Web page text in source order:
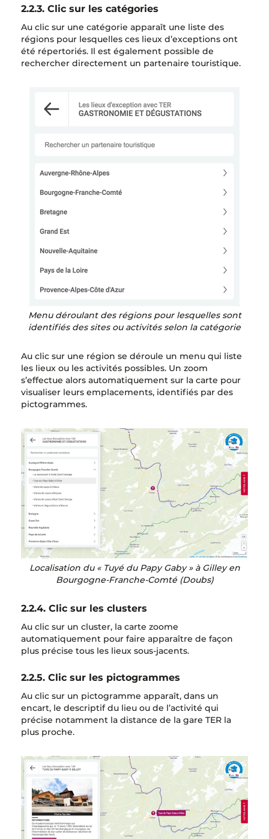
2.2.3. Clic sur les catégories
Au clic sur une catégorie apparaît une liste des
régions pour lesquelles ces lieux d’exceptions ont
été répertoriés. Il est également possible de
rechercher directement un partenaire touristique.
Menu déroulant des régions pour lesquelles sont
identifiés des sites ou activités selon la catégorie
Au clic sur une région se déroule un menu qui liste
les lieux ou les activités possibles. Un zoom
s’effectue alors automatiquement sur la carte pour
visualiser leurs emplacements, identifiés par des
pictogrammes.
Localisation du « Tuyé du Papy Gaby » à Gilley en
Bourgogne-Franche-Comté (Doubs)
2.2.4. Clic sur les clusters
Au clic sur un cluster, la carte zoome
automatiquement pour faire apparaître de façon
plus précise tous les lieux sous-jacents.
2.2.5. Clic sur les pictogrammes
Au clic sur un pictogramme apparaît, dans un
encart, le descriptif du lieu ou de l’activité qui
précise notamment la distance de la gare TER la
plus proche.